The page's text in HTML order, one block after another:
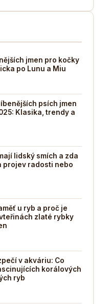
jmen pro kočky
po Lunu a Miu
psích jmen
Klasika, trendy a
lidský smích a zda
projev radosti nebo
u ryb a proč je
zlaté rybky
v akváriu: Co
korálových
ryb